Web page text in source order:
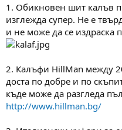
1. Обикновен шит калъв
изглежда супер. Не е
и не може да се издраска
2. Калъфи HillМan между
доста по добре и по
къде може да разгледа
http://www.hillman.bg/